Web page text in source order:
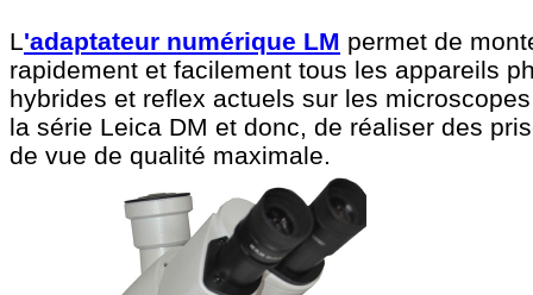
L'adaptateur numérique LM permet de
rapidement et facilement tous les appareils
hybrides et reflex actuels sur les
la série Leica DM et donc, de réaliser des
de vue de qualité maximale.